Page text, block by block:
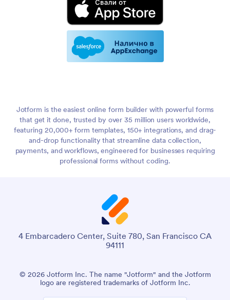
Jotform is the easiest online form builder with powerful forms
that get it done, trusted by over 35 million users worldwide,
featuring 20,000+ form templates, 150+ integrations, and drag-
and-drop functionality that streamline data collection,
payments, and workflows, engineered for businesses requiring
professional forms without coding.
4 Embarcadero Center, Suite 780, San Francisco CA
94111
© 2026 Jotform Inc. The name "Jotform" and the Jotform
logo are registered trademarks of Jotform Inc.